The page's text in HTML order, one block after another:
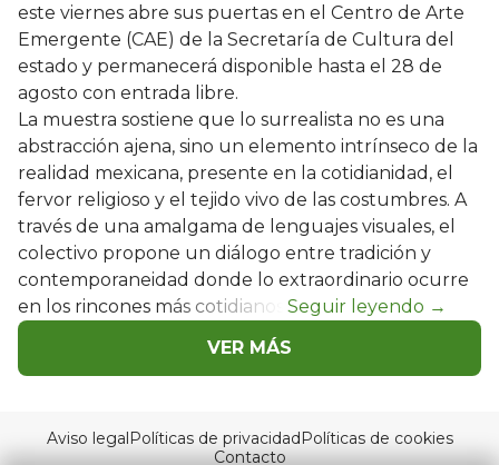
este viernes abre sus puertas en el Centro de Arte
Emergente (CAE) de la Secretaría de Cultura del
estado y permanecerá disponible hasta el 28 de
agosto con entrada libre.
La muestra sostiene que lo surrealista no es una
abstracción ajena, sino un elemento intrínseco de la
realidad mexicana, presente en la cotidianidad, el
fervor religioso y el tejido vivo de las costumbres. A
través de una amalgama de lenguajes visuales, el
colectivo propone un diálogo entre tradición y
contemporaneidad donde lo extraordinario ocurre
en los rincones más cotidianos.
VER MÁS
Aviso legalPolíticas de privacidadPolíticas de cookies
Contacto